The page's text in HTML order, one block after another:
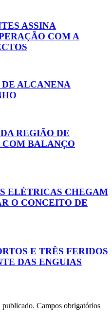
ASSINA
COM A
ALCANENA
REGIÃO DE
COM BALANÇO
ELÉTRICAS CHEGAM
O CONCEITO DE
E TRÊS FERIDOS
DAS ENGUIAS
publicado. Campos obrigatórios